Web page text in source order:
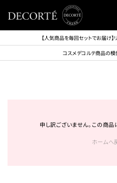
【人気商品を毎回セットでお届け
コスメデコルテ商品の
申し訳ございません。この商
ホームへ